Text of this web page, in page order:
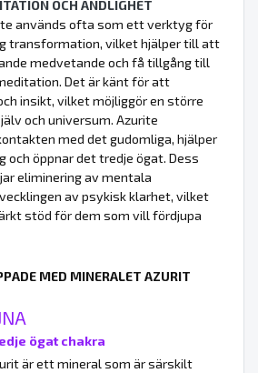
OCH ANDLIGHET
används ofta som ett verktyg för
transformation, vilket hjälper till att
medvetande och få tillgång till
Det är känt för att
insikt, vilket möjliggör en större
och universum. Azurite
med det gudomliga, hjälper
och öppnar det tredje ögat. Dess
eliminering av mentala
av psykisk klarhet, vilket
stöd för dem som vill fördjupa
MED MINERALET AZURIT
ögat chakra
är ett mineral som är särskilt